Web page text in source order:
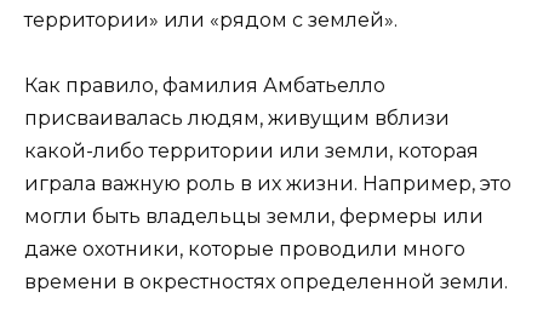
территории» или «рядом с землей».
Как правило, фамилия Амбатьелло
присваивалась людям, живущим вблизи
какой-либо территории или земли, которая
играла важную роль в их жизни. Например, это
могли быть владельцы земли, фермеры или
даже охотники, которые проводили много
времени в окрестностях определенной земли.